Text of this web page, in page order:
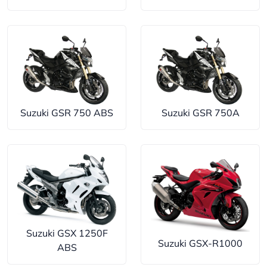
Suzuki GSR 750 ABS Suzuki GSR 750A
Suzuki GSX 1250F
ABS
Suzuki GSX-R1000